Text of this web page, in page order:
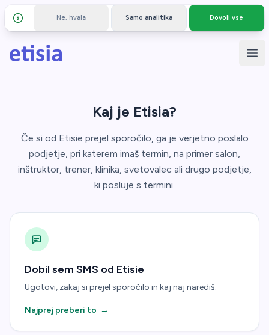
Podrobnosti in zasebnost
Ne, hvala Samo analitika Dovoli vse
Preskoči na glavno vsebino
Etisia
Kaj je Etisia?
Če si od Etisie prejel sporočilo, ga je verjetno poslalo
podjetje, pri katerem imaš termin, na primer salon,
inštruktor, trener, klinika, svetovalec ali drugo podjetje,
ki posluje s termini.
Dobil sem SMS od Etisie
Ugotovi, zakaj si prejel sporočilo in kaj naj narediš.
Najprej preberi to →